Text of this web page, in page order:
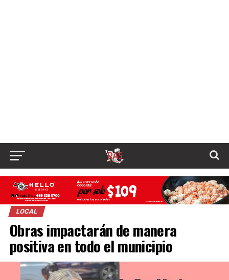
LOCAL
Obras impactarán de manera
positiva en todo el municipio